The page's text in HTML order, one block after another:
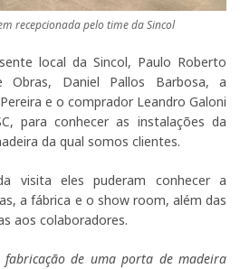
recepcionada pelo time da Sincol
local da Sincol, Paulo Roberto
Obras, Daniel Pallos Barbosa, a
e o comprador Leandro Galoni
para conhecer as instalações da
da qual somos clientes.
visita eles puderam conhecer a
a fábrica e o show room, além das
aos colaboradores.
fabricação de uma porta de madeira